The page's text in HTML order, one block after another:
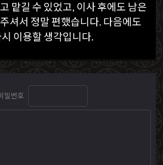
맡길 수 있었고, 이사 후에도 남은
셔서 정말 편했습니다. 다음에도
이용할 생각입니다.
밀번호